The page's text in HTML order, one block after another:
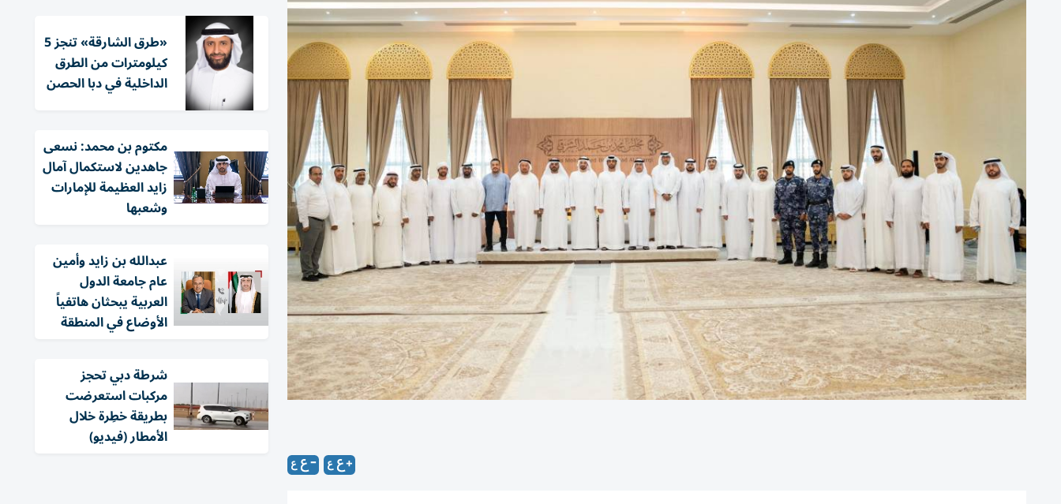
«طرق الشارقة» تنجز 5
كيلومترات من الطرق
الداخلية في دبا الحصن
مكتوم بن محمد: نسعى
جاهدين لاستكمال آمال
زايد العظيمة للإمارات
وشعبها
عبدالله بن زايد وأمين
عام جامعة الدول
العربية يبحثان هاتفياً
الأوضاع في المنطقة
شرطة دبي تحجز
مركبات استعرضت
بطريقة خطِرة خلال
الأمطار (فيديو)